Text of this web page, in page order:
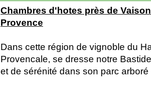
Chambres d'hotes près de
Provence
Dans cette région de vignoble du
Provencale, se dresse notre
et de sérénité dans son parc arboré